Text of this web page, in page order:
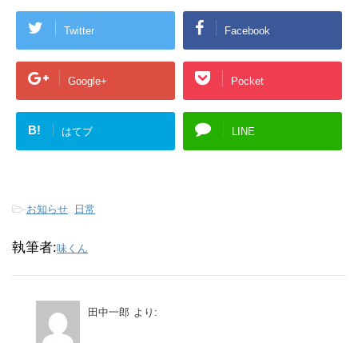
Twitter Facebook
Google+ Pocket
B! はてブ LINE
-お知らせ, 日常
執筆者:味くん
田中一郎 より: